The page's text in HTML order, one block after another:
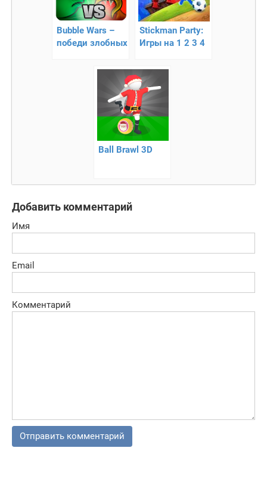
Bubble Wars –
победи злобных
Stickman Party:
Игры на 1 2 3 4
бесплатно
Ball Brawl 3D
Добавить комментарий
Имя
Email
Комментарий